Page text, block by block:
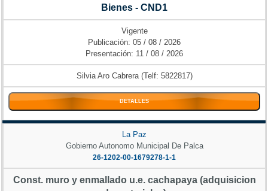
Bienes - CND1
Vigente
Publicación: 05 / 08 / 2026
Presentación: 11 / 08 / 2026
Silvia Aro Cabrera (Telf: 5822817)
DETALLES
La Paz
Gobierno Autonomo Municipal De Palca
26-1202-00-1679278-1-1
Const. muro y enmallado u.e. cachapaya (adquisicion